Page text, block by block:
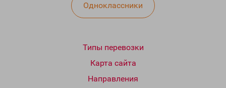
Одноклассники
Типы перевозки
Карта сайта
Направления